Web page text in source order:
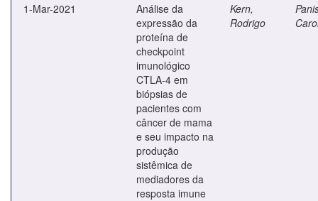
1-Mar-2021
Análise da
expressão da
proteína de
checkpoint
imunológico
CTLA-4 em
biópsias de
pacientes com
câncer de mama
e seu impacto na
produção
sistêmica de
mediadores da
resposta imune
Kern,
Rodrigo